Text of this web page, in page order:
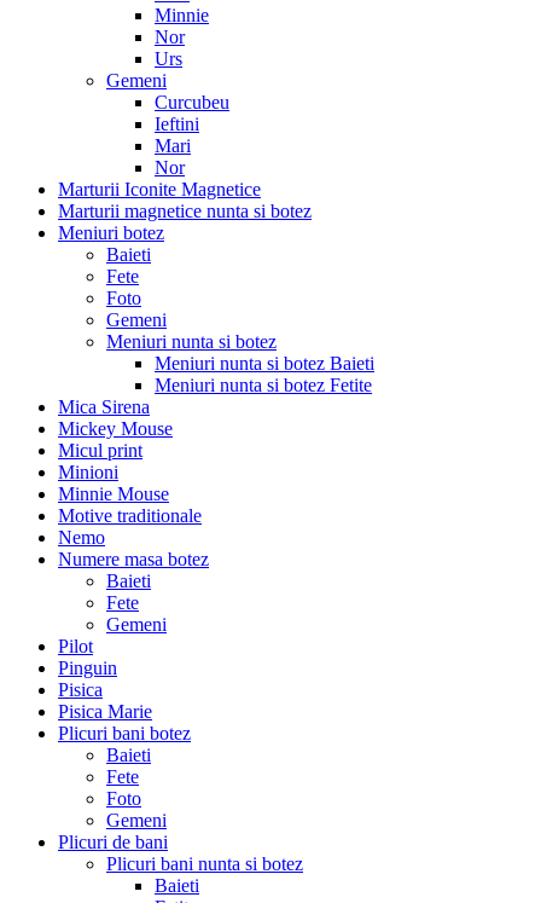
Minnie
Nor
Urs
Gemeni
Curcubeu
Ieftini
Mari
Nor
Marturii Iconite Magnetice
Marturii magnetice nunta si botez
Meniuri botez
Baieti
Fete
Foto
Gemeni
Meniuri nunta si botez
Meniuri nunta si botez Baieti
Meniuri nunta si botez Fetite
Mica Sirena
Mickey Mouse
Micul print
Minioni
Minnie Mouse
Motive traditionale
Nemo
Numere masa botez
Baieti
Fete
Gemeni
Pilot
Pinguin
Pisica
Pisica Marie
Plicuri bani botez
Baieti
Fete
Foto
Gemeni
Plicuri de bani
Plicuri bani nunta si botez
Baieti